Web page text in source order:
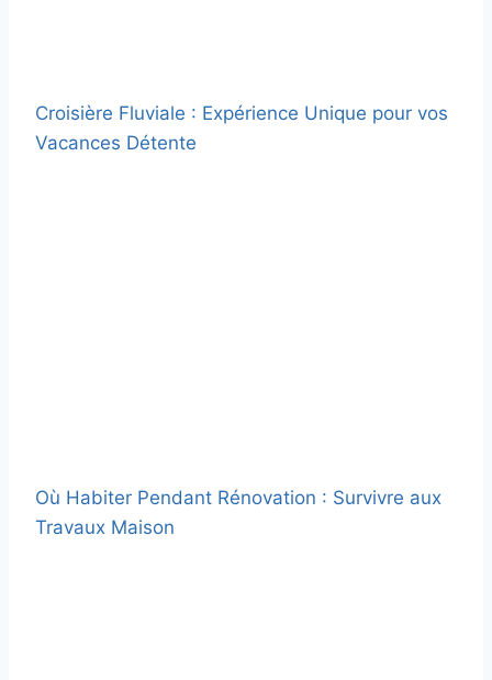
Croisière Fluviale : Expérience Unique pour vos
Vacances Détente
Où Habiter Pendant Rénovation : Survivre aux
Travaux Maison